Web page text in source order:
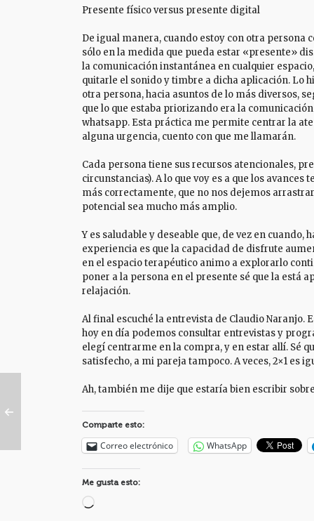
Presente físico versus presente digital
De igual manera, cuando estoy con otra
sólo en la medida que pueda estar «presente»
la comunicación instantánea en cualquier
quitarle el sonido y timbre a dicha aplicación. Lo
otra persona, hacia asuntos de lo más diversos,
que lo que estaba priorizando era la
whatsapp. Esta práctica me permite centrar la
alguna urgencia, cuento con que me llamarán.
Cada persona tiene sus recursos atencionales,
circunstancias). A lo que voy es a que los
más correctamente, que no nos dejemos
potencial sea mucho más amplio.
Y es saludable y deseable que, de vez en
experiencia es que la capacidad de disfrute
en el espacio terapéutico animo a explorarlo
poner a la persona en el presente sé que la está
relajación.
Al final escuché la entrevista de Claudio Naranjo.
hoy en día podemos consultar entrevistas y
elegí centrarme en la compra, y en estar allí. Sé
satisfecho, a mi pareja tampoco. A veces, 2×1 es
Ah, también me dije que estaría bien escribir
Comparte esto:
Correo electrónico WhatsApp
Me gusta esto:
Cargando...